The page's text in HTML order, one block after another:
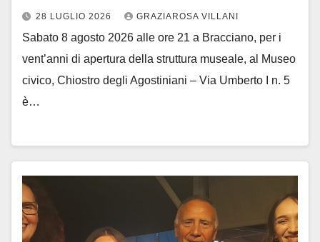
28 LUGLIO 2026 GRAZIAROSA VILLANI
Sabato 8 agosto 2026 alle ore 21 a Bracciano, per i
vent’anni di apertura della struttura museale, al Museo
civico, Chiostro degli Agostiniani – Via Umberto I n. 5
è…